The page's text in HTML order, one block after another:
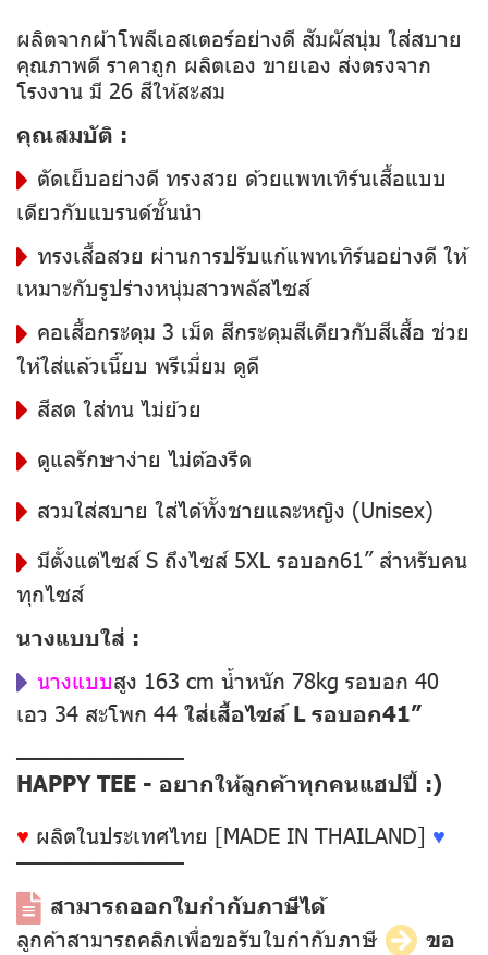
ผลิตจากผ้าโพลีเอสเตอร์อย่างดี สัมผัสนุ่ม ใส่สบาย
คุณภาพดี ราคาถูก ผลิตเอง ขายเอง ส่งตรงจาก
โรงงาน มี 26 สีให้สะสม
คุณสมบัติ :
ตัดเย็บอย่างดี ทรงสวย ด้วยแพทเทิร์นเสื้อแบบ
เดียวกับแบรนด์ชั้นนำ
ทรงเสื้อสวย ผ่านการปรับแก้แพทเทิร์นอย่างดี ให้
เหมาะกับรูปร่างหนุ่มสาวพลัสไซส์
คอเสื้อกระดุม 3 เม็ด สีกระดุมสีเดียวกับสีเสื้อ ช่วย
ให้ใส่แล้วเนี๊ยบ พรีเมี่ยม ดูดี
สีสด ใส่ทน ไม่ย้วย
ดูแลรักษาง่าย ไม่ต้องรีด
สวมใส่สบาย ใส่ได้ทั้งชายและหญิง (Unisex)
มีตั้งแต่ไซส์ S ถึงไซส์ 5XL รอบอก61” สำหรับคน
ทุกไซส์
นางแบบใส่ :
นางแบบสูง 163 cm น้ำหนัก 78kg รอบอก 40
เอว 34 สะโพก 44 ใส่เสื้อไซส์ L รอบอก41”
––––––––––––––
HAPPY TEE - อยากให้ลูกค้าทุกคนแฮปปี้ :)
♥ ผลิตในประเทศไทย [MADE IN THAILAND] ♥
––––––––––––––
สามารถออกใบกำกับภาษีได้
ลูกค้าสามารถคลิกเพื่อขอรับใบกำกับภาษี
ขอ